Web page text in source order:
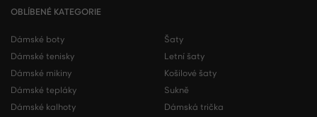
OBLÍBENÉ KATEGORIE
Dámské boty
Dámské tenisky
Dámské mikiny
Dámské tepláky
Dámské kalhoty
Šaty
Letní šaty
Košilové šaty
Sukně
Dámská trička